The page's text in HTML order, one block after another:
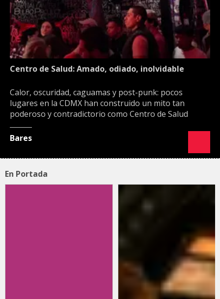
Centro de Salud: Amado, odiado, inolvidable
Calor, oscuridad, caguamas y post-punk: pocos
lugares en la CDMX han construido un mito tan
poderoso y contradictorio como Centro de Salud
Bares
En Portada